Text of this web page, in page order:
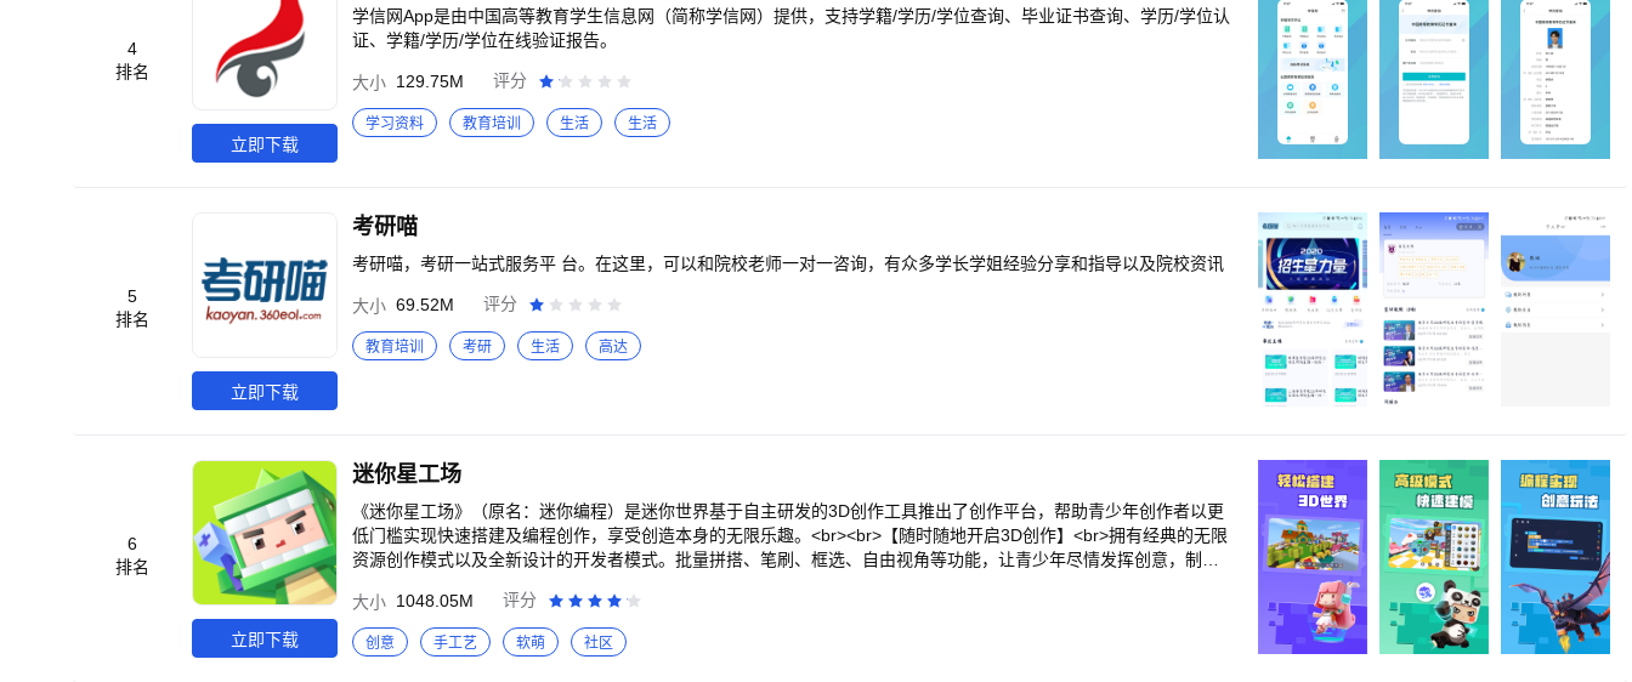
团队、考研英语词汇、考研政治、研究生、法硕考研、管综、教育学、在职考研、徐涛、曲艺、屠皓民、杨超、唐
迟、颉斌斌
4
排名
立即下载
学信网App是由中国高等教育学生信息网（简称学信网）提供，支持学籍/学历/学位查询、毕业证书查询、学历/学位认
证、学籍/学历/学位在线验证报告。
大小 129.75M 评分
学习资料 教育培训 生活 生活
5
排名
立即下载
考研喵
考研喵，考研一站式服务平 台。在这里，可以和院校老师一对一咨询，有众多学长学姐经验分享和指导以及院校资讯
大小 69.52M 评分
教育培训 考研 生活 高达
6
排名
立即下载
迷你星工场
《迷你星工场》（原名：迷你编程）是迷你世界基于自主研发的3D创作工具推出了创作平台，帮助青少年创作者以更
低门槛实现快速搭建及编程创作，享受创造本身的无限乐趣。 <br> <br>【随时随地开启3D创作】 <br>拥有经典的无限
资源创作模式以及全新设计的开发者模式。批量拼搭、笔刷、框选、自由视角等功能，让青少年尽情发挥创意，制作
将图形化编程和迷你世界原有触发器相结合，创作者可以通过可视化的编辑效果满足自己的创造需求，让自己的3D世
界更加生动。 <br> <br>【孩子喜欢，家长放心的编程创作课】 <br>迷你星工场推出的创作课程助你从上手到精通，轻
松掌握创作技巧。课程内容覆盖3D场景搭建、编程逻辑、模型设计、动画制作、UI设计等数字创作模块，创作主题囊
大小 1048.05M 评分
创意 手工艺 软萌 社区